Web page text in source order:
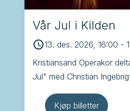
Vår Jul i Kilden
13. des. 2026, 16:00 -
Kristiansand Operakor
Jul" med Christian
Sødal, Ebba Lejonclou,
Kjøp billetter